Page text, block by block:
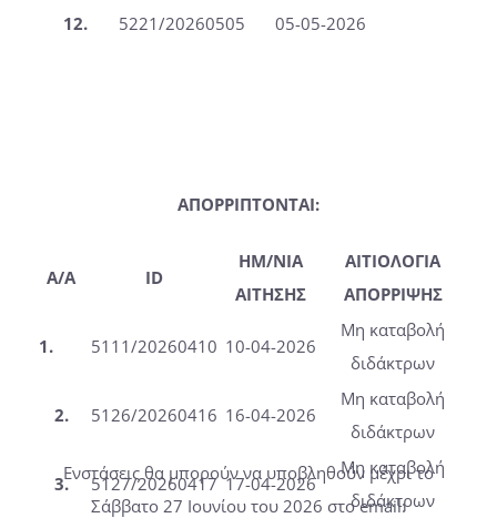
12.
5221/20260505 05-05-2026
ΑΠΟΡΡΙΠΤΟΝΤΑΙ:
A/A ID
ΗΜ/ΝΙΑ
ΑΙΤΗΣΗΣ
ΑΙΤΙΟΛΟΓΙΑ
ΑΠΟΡΡΙΨΗΣ
1. 5111/20260410 10-04-2026
Μη καταβολή
διδάκτρων
2. 5126/20260416 16-04-2026
Μη καταβολή
διδάκτρων
3. 5127/20260417 17-04-2026
Μη καταβολή
διδάκτρων
Ενστάσεις θα μπορούν να υποβληθούν μέχρι το
Σάββατο 27 Ιουνίου του 2026 στο email: